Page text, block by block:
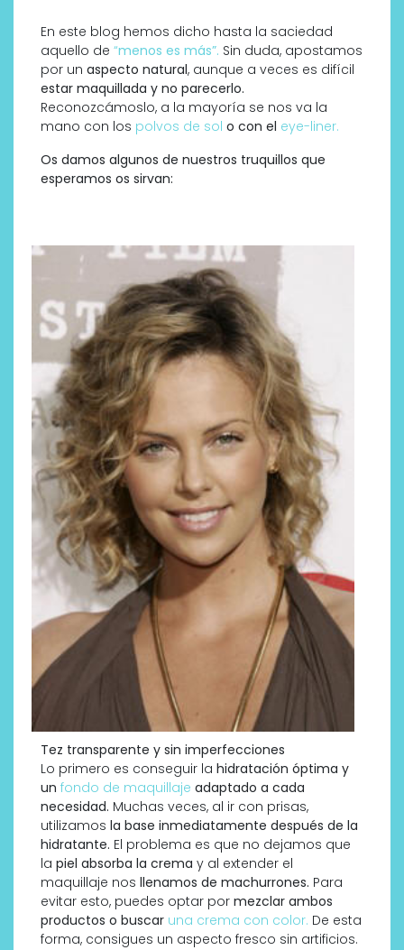
En este blog hemos dicho hasta la saciedad
aquello de “menos es más”. Sin duda, apostamos
por un aspecto natural, aunque a veces es difícil
estar maquillada y no parecerlo.
Reconozcámoslo, a la mayoría se nos va la
mano con los polvos de sol o con el eye-liner.
Os damos algunos de nuestros truquillos que
esperamos os sirvan:
Tez transparente y sin imperfecciones
Lo primero es conseguir la hidratación óptima y
un fondo de maquillaje adaptado a cada
necesidad. Muchas veces, al ir con prisas,
utilizamos la base inmediatamente después de la
hidratante. El problema es que no dejamos que
la piel absorba la crema y al extender el
maquillaje nos llenamos de machurrones. Para
evitar esto, puedes optar por mezclar ambos
productos o buscar una crema con color. De esta
forma, consigues un aspecto fresco sin artificios.